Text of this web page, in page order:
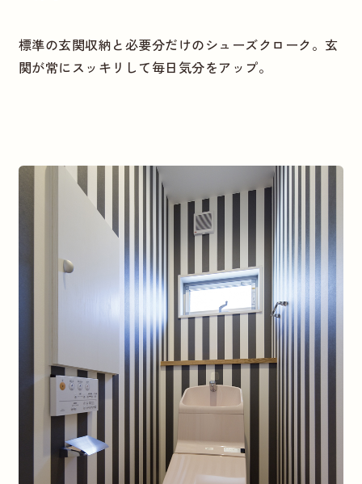
標準の玄関収納と必要分だけのシューズクローク。玄
関が常にスッキリして毎日気分をアップ。